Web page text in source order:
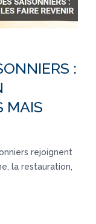
:
MAIS
rejoignent
la restauration,